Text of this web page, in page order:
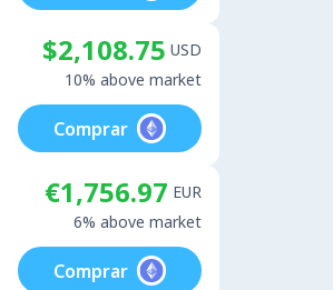
$2,108.75 USD
10% above market
Comprar
€1,756.97 EUR
6% above market
Comprar